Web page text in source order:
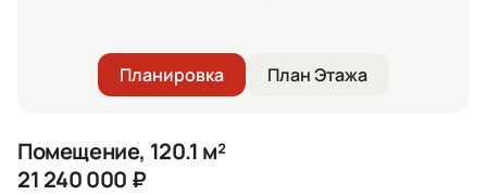
Планировка План Этажа
Помещение, 120.1 м²
21 240 000 ₽